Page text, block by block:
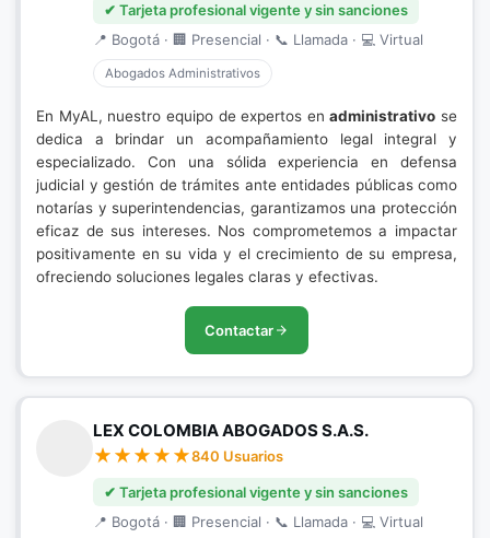
✔ Tarjeta profesional vigente y sin sanciones
📍 Bogotá · 🏢 Presencial · 📞 Llamada · 💻 Virtual
Abogados Administrativos
En MyAL, nuestro equipo de expertos enadministrativo se
dedica a brindar un acompañamiento legal integral y
especializado. Con una sólida experiencia en defensa
judicial y gestión de trámites ante entidades públicas como
notarías y superintendencias, garantizamos una protección
eficaz de sus intereses. Nos comprometemos a impactar
positivamente en su vida y el crecimiento de su empresa,
ofreciendo soluciones legales claras y efectivas.
Contactar
LEX COLOMBIA ABOGADOS S.A.S.
840 Usuarios
✔ Tarjeta profesional vigente y sin sanciones
📍 Bogotá · 🏢 Presencial · 📞 Llamada · 💻 Virtual